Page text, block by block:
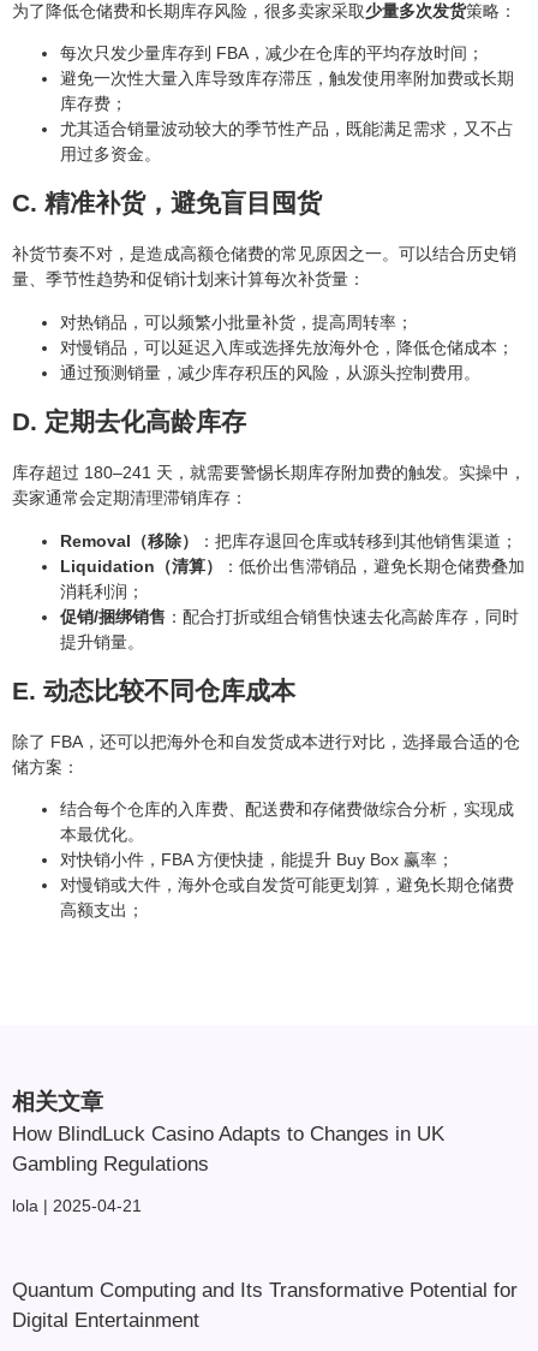
为了降低仓储费和长期库存风险，很多卖家采取少量多次发货策略：
每次只发少量库存到 FBA，减少在仓库的平均存放时间；
避免一次性大量入库导致库存滞压，触发使用率附加费或长期
库存费；
尤其适合销量波动较大的季节性产品，既能满足需求，又不占
用过多资金。
C. 精准补货，避免盲目囤货
补货节奏不对，是造成高额仓储费的常见原因之一。可以结合历史销
量、季节性趋势和促销计划来计算每次补货量：
对热销品，可以频繁小批量补货，提高周转率；
对慢销品，可以延迟入库或选择先放海外仓，降低仓储成本；
通过预测销量，减少库存积压的风险，从源头控制费用。
D. 定期去化高龄库存
库存超过 180–241 天，就需要警惕长期库存附加费的触发。实操中，
卖家通常会定期清理滞销库存：
Removal（移除）
：把库存退回仓库或转移到其他销售渠道；
Liquidation（清算）
：低价出售滞销品，避免长期仓储费叠加
消耗利润；
促销/捆绑销售 ：配合打折或组合销售快速去化高龄库存，同时
提升销量。
E. 动态比较不同仓库成本
除了 FBA，还可以把海外仓和自发货成本进行对比，选择最合适的仓
储方案：
结合每个仓库的入库费、配送费和存储费做综合分析，实现成
本最优化。
对快销小件，FBA 方便快捷，能提升 Buy Box 赢率；
对慢销或大件，海外仓或自发货可能更划算，避免长期仓储费
高额支出；
相关文章
How BlindLuck Casino Adapts to Changes in UK
Gambling Regulations
lola 2025-04-21
Quantum Computing and Its Transformative Potential for
Digital Entertainment